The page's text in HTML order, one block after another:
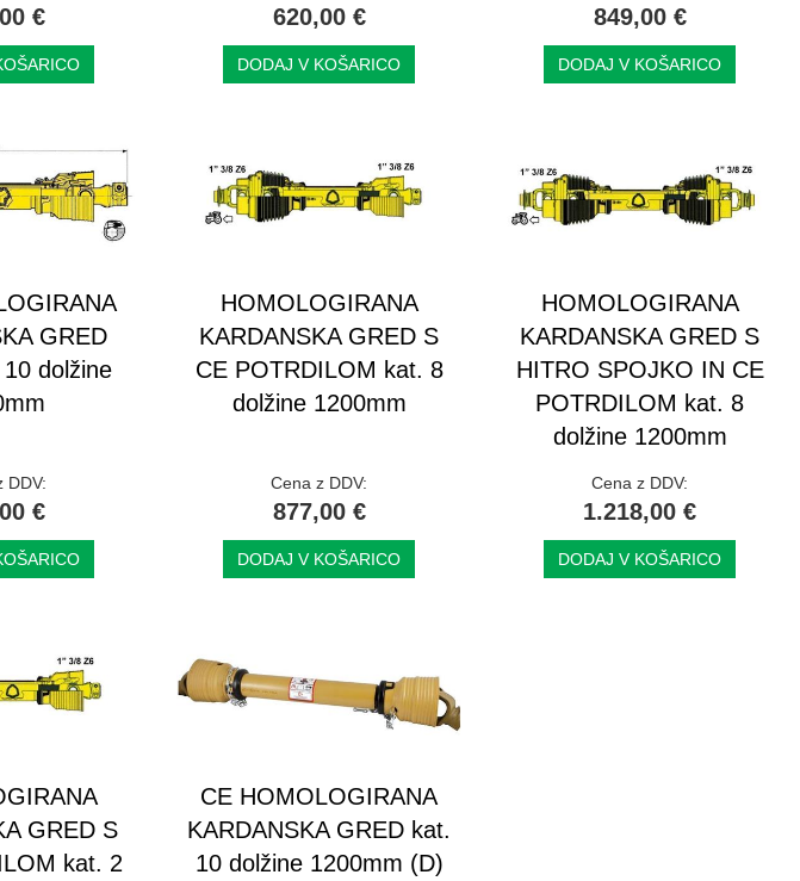
€ 620,00 €
DODAJ V KOŠARICO
849,00 €
DODAJ V KOŠARICO
GRED
dolžine
DDV:
€
HOMOLOGIRANA
KARDANSKA GRED S
CE POTRDILOM kat. 8
dolžine 1200mm
Cena z DDV:
877,00 €
DODAJ V KOŠARICO
HOMOLOGIRANA
KARDANSKA GRED S
HITRO SPOJKO IN CE
POTRDILOM kat. 8
dolžine 1200mm
Cena z DDV:
1.218,00 €
DODAJ V KOŠARICO
GRED S
kat. 2
CE HOMOLOGIRANA
KARDANSKA GRED kat.
10 dolžine 1200mm (D)